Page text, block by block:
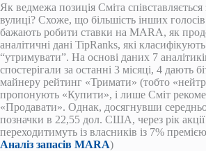
Як ведмежа позиція Сміта співставляється
вулиці? Схоже, що більшість інших
бажають робити ставки на MARA, як
аналітичні дані TipRanks, які класифікують
“утримувати”. На основі даних 7
спостерігали за останні 3 місяці, 4 дають
майнеру рейтинг «Тримати» (тобто
пропонують «Купити», і лише Сміт
«Продавати». Однак, досягнувши
позначки в 22,55 дол. США, через рік акції
переходитимуть із власників із 7%
Аналіз запасів MARA)